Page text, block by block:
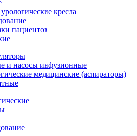
кресла
пациентов
и насосы инфузионные
медицинские (аспираторы)